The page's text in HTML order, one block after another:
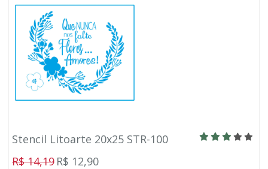
Stencil Litoarte 20x25 STR-100
R$ 14,19 R$ 12,90